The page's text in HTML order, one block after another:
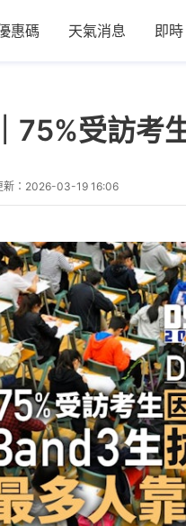
惠碼 天氣消息 即時
75%受訪考
新： 2026-03-19 16:06